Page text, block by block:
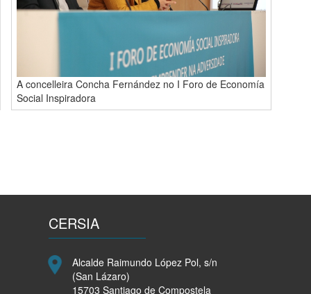
A concelleira Concha Fernández no I Foro de Economía
Social Inspiradora
CERSIA
Alcalde Raimundo López Pol, s/n
(San Lázaro)
15703 Santiago de Compostela